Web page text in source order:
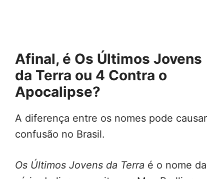
Afinal, é Os Últimos Jovens
da Terra ou 4 Contra o
Apocalipse?
A diferença entre os nomes pode causar
confusão no Brasil.
Os Últimos Jovens da Terra é o nome da